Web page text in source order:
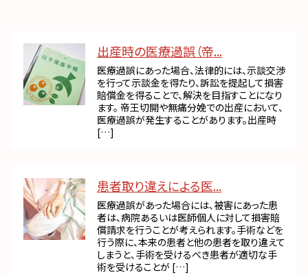
出産時の医療過誤（帝...
医療過誤にあった場合、法律的には、示談交渉
を行って示談金を得たり、訴訟を提起して損害
賠償金を得ることで、解決を目指すことになり
ます。 帝王切開や無痛分娩での出産において、
医療過誤が発生することがあります。出産時
[…]
患者取り違えによる医...
医療過誤があった場合には、被害にあった患
者は、病院あるいは医師個人に対して損害賠
償請求を行うことが考えられます。手術などを
行う際に、本来の患者と他の患者を取り違えて
しまうと、手術を受けるべき患者が適切な手
術を受けることが […]